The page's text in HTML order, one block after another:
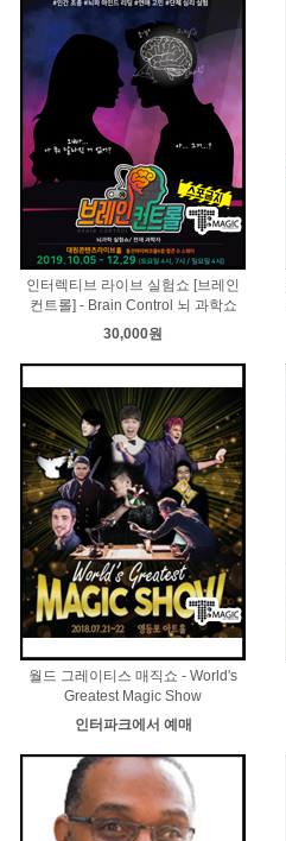
인터렉티브 라이브 실험쇼 [브레인
컨트롤] - Brain Control 뇌 과학쇼
30,000원
월드 그레이티스 매직쇼 - World's
Greatest Magic Show
인터파크에서 예매